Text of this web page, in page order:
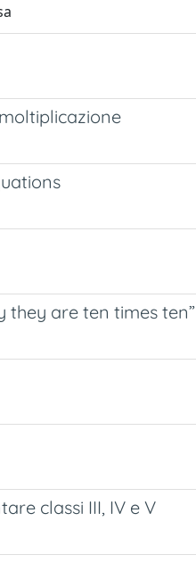
they are ten times ten”
classi III, IV e V